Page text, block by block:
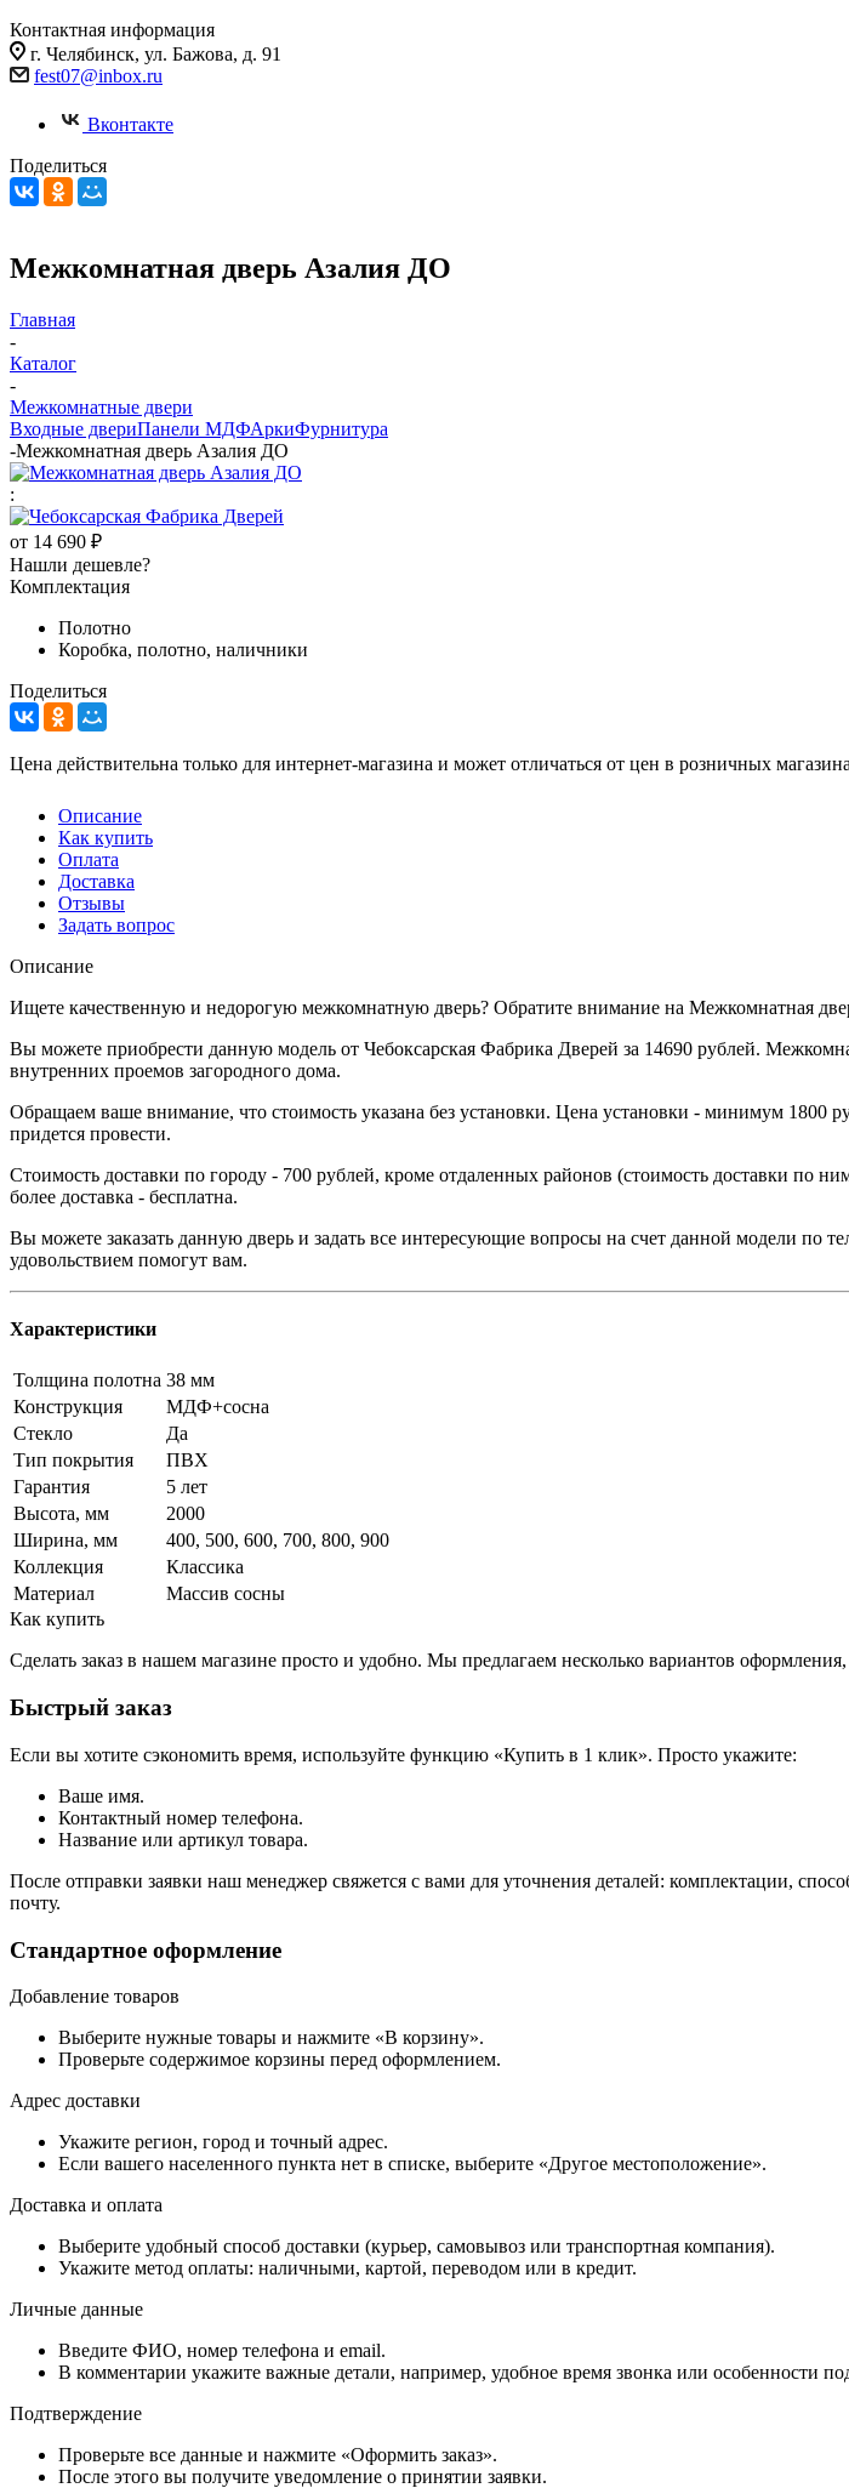
Контактная информация
г. Челябинск, ул. Бажова, д. 91
fest07@inbox.ru
Вконтакте
Поделиться
Межкомнатная дверь Азалия ДО
Главная
-
Каталог
-
Межкомнатные двери
Входные двериПанели МДФАркиФурнитура
-Межкомнатная дверь Азалия ДО
:
от 14 690 ₽
Нашли дешевле?
Комплектация
Полотно
Коробка, полотно, наличники
Поделиться
Цена действительна только для интернет-магазина и может отличаться от цен в розничных
Описание
Как купить
Оплата
Доставка
Отзывы
Задать вопрос
Описание
Ищете качественную и недорогую межкомнатную дверь? Обратите внимание на Межкомнатная
Вы можете приобрести данную модель от Чебоксарская Фабрика Дверей за 14690 рублей.
внутренних проемов загородного дома.
Обращаем ваше внимание, что стоимость указана без установки. Цена установки - минимум 1800
придется провести.
Стоимость доставки по городу - 700 рублей, кроме отдаленных районов (стоимость доставки по
более доставка - бесплатна.
Вы можете заказать данную дверь и задать все интересующие вопросы на счет данной модели
удовольствием помогут вам.
Характеристики
Толщина полотна 38 мм
Конструкция
МДФ+сосна
Стекло
Да
Тип покрытия
ПВХ
Гарантия
5 лет
Высота, мм
2000
Ширина, мм
400, 500, 600, 700, 800, 900
Коллекция
Классика
Материал
Массив сосны
Как купить
Сделать заказ в нашем магазине просто и удобно. Мы предлагаем несколько вариантов
Быстрый заказ
Если вы хотите сэкономить время, используйте функцию «Купить в 1 клик». Просто укажите:
Ваше имя.
Контактный номер телефона.
Название или артикул товара.
После отправки заявки наш менеджер свяжется с вами для уточнения деталей: комплектации,
почту.
Стандартное оформление
Добавление товаров
Выберите нужные товары и нажмите «В корзину».
Проверьте содержимое корзины перед оформлением.
Адрес доставки
Укажите регион, город и точный адрес.
Если вашего населенного пункта нет в списке, выберите «Другое местоположение».
Доставка и оплата
Выберите удобный способ доставки (курьер, самовывоз или транспортная компания).
Укажите метод оплаты: наличными, картой, переводом или в кредит.
Личные данные
Введите ФИО, номер телефона и email.
В комментарии укажите важные детали, например, удобное время звонка или особенности
Подтверждение
Проверьте все данные и нажмите «Оформить заказ».
После этого вы получите уведомление о принятии заявки.